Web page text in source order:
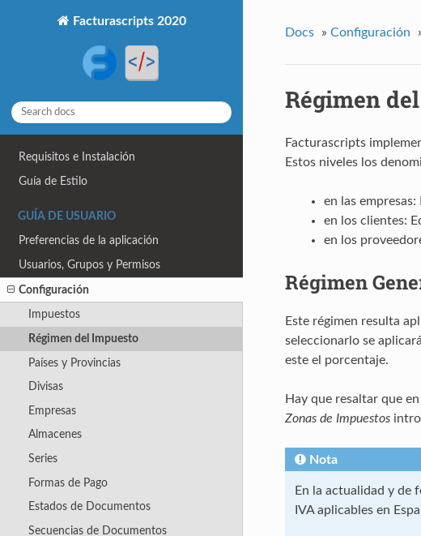
Facturascripts 2020
Requisitos e Instalación
Guía de Estilo
GUÍA DE USUARIO
Preferencias de la aplicación
Usuarios, Grupos y Permisos
Configuración
Impuestos
Régimen del Impuesto
Países y Provincias
Divisas
Empresas
Almacenes
Series
Formas de Pago
Estados de Documentos
Secuencias de Documentos
Docs » Configuración
Régimen
Facturascripts
Estos niveles los
en las
en los clientes:
en los
Régimen
Este régimen resulta
seleccionarlo se
este el porcentaje.
Hay que resaltar que
Zonas de Impuestos
Nota
En la actualidad y de
IVA aplicables en